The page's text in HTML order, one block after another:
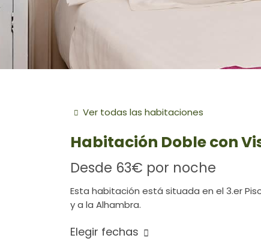
Ver todas las habitaciones
Habitación Doble con
Desde 63€ por noche
Esta habitación está situada en el 3.er
y a la Alhambra.
Elegir fechas